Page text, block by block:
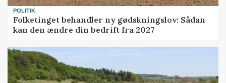
POLITIK
Folketinget behandler ny gødskningslov: Sådan
kan den ændre din bedrift fra 2027